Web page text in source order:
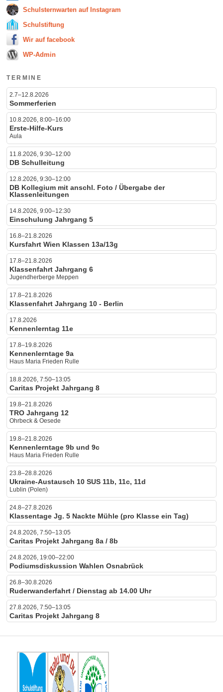
Schulsternwarten auf Instagram
Schulstiftung
Wir auf facebook
WP-Admin
TERMINE
2.7–12.8.2026
Sommerferien
10.8.2026, 8:00–16:00
Erste-Hilfe-Kurs
Aula
11.8.2026, 9:30–12:00
DB Schulleitung
12.8.2026, 9:30–12:00
DB Kollegium mit anschl. Foto / Übergabe der
Klassenleitungen
14.8.2026, 9:00–12:30
Einschulung Jahrgang 5
16.8–21.8.2026
Kursfahrt Wien Klassen 13a/13g
17.8–21.8.2026
Klassenfahrt Jahrgang 6
Jugendherberge Meppen
17.8–21.8.2026
Klassenfahrt Jahrgang 10 - Berlin
17.8.2026
Kennenlerntag 11e
17.8–19.8.2026
Kennenlerntage 9a
Haus Maria Frieden Rulle
18.8.2026, 7:50–13:05
Caritas Projekt Jahrgang 8
19.8–21.8.2026
TRO Jahrgang 12
Ohrbeck & Oesede
19.8–21.8.2026
Kennenlerntage 9b und 9c
Haus Maria Frieden Rulle
23.8–28.8.2026
Ukraine-Austausch 10 SUS 11b, 11c, 11d
Lublin (Polen)
24.8–27.8.2026
Klassentage Jg. 5 Nackte Mühle (pro Klasse ein Tag)
24.8.2026, 7:50–13:05
Caritas Projekt Jahrgang 8a / 8b
24.8.2026, 19:00–22:00
Podiumsdiskussion Wahlen Osnabrück
26.8–30.8.2026
Ruderwanderfahrt / Dienstag ab 14.00 Uhr
27.8.2026, 7:50–13:05
Caritas Projekt Jahrgang 8